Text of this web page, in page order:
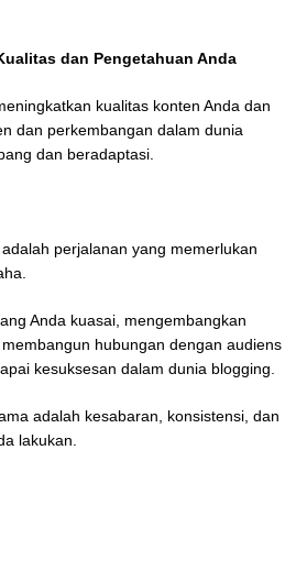
dan Pengetahuan Anda
kualitas konten Anda dan
dan perkembangan dalam dunia
dan beradaptasi.
perjalanan yang memerlukan
Anda kuasai, mengembangkan
hubungan dengan audiens
kesuksesan dalam dunia blogging.
adalah kesabaran, konsistensi, dan
lakukan.